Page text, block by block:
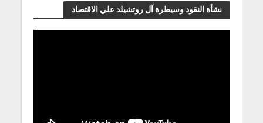
نشأة النقود وسيطرة آل روتشيلد علي الاقتصاد